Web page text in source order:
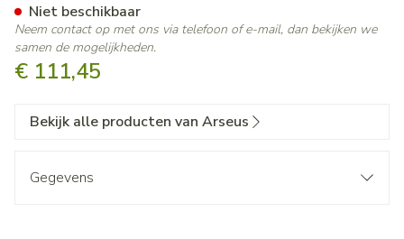
€ 111,45
Niet beschikbaar
Neem contact op met ons via telefoon of e-mail, dan bekijken we
samen de mogelijkheden.
Bekijk alle producten van Arseus
Gegevens